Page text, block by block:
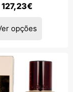
127,23€
opções